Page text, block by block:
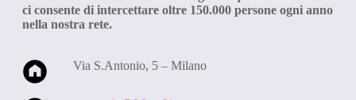
ci consente di intercettare oltre 150.000 persone ogni anno
nella nostra rete.
Via S.Antonio, 5 – Milano